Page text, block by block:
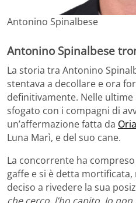
Antonino Spinalbese
Antonino Spinalbese
La storia tra Antonino
stentava a decollare e ora
definitivamente. Nelle ultime
sfogato con i compagni di
un’affermazione fatta da
Luna Marì, e del suo cane.
La concorrente ha
gaffe e si è detta
deciso a rivedere la sua